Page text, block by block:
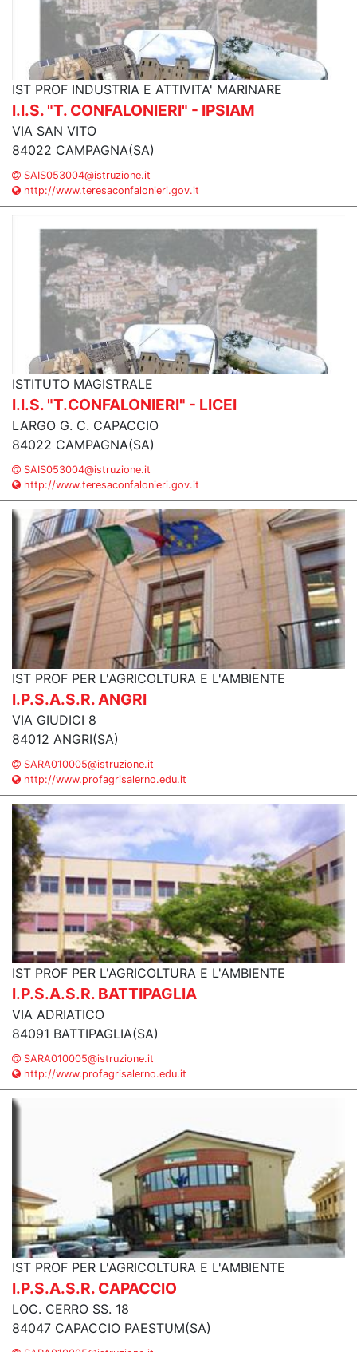
IST PROF INDUSTRIA E ATTIVITA' MARINARE
I.I.S. "T. CONFALONIERI" - IPSIAM
VIA SAN VITO
84022 CAMPAGNA(SA)
SAIS053004@istruzione.it
http://www.teresaconfalonieri.gov.it
ISTITUTO MAGISTRALE
I.I.S. "T.CONFALONIERI" - LICEI
LARGO G. C. CAPACCIO
84022 CAMPAGNA(SA)
SAIS053004@istruzione.it
http://www.teresaconfalonieri.gov.it
IST PROF PER L'AGRICOLTURA E L'AMBIENTE
I.P.S.A.S.R. ANGRI
VIA GIUDICI 8
84012 ANGRI(SA)
SARA010005@istruzione.it
http://www.profagrisalerno.edu.it
IST PROF PER L'AGRICOLTURA E L'AMBIENTE
I.P.S.A.S.R. BATTIPAGLIA
VIA ADRIATICO
84091 BATTIPAGLIA(SA)
SARA010005@istruzione.it
http://www.profagrisalerno.edu.it
IST PROF PER L'AGRICOLTURA E L'AMBIENTE
I.P.S.A.S.R. CAPACCIO
LOC. CERRO SS. 18
84047 CAPACCIO PAESTUM(SA)